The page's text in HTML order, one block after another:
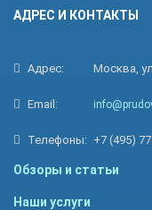
АДРЕС И КОНТАКТЫ
Адрес: Москва,
Email:
Телефоны: +7 (495)
Обзоры и статьи
Наши услуги